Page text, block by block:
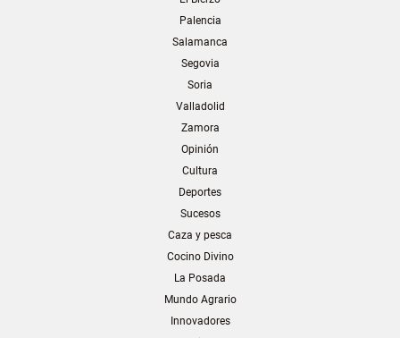
Palencia
Salamanca
Segovia
Soria
Valladolid
Zamora
Opinión
Cultura
Deportes
Sucesos
Caza y pesca
Cocino Divino
La Posada
Mundo Agrario
Innovadores